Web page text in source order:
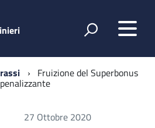
Fruizione del Superbonus
27 Ottobre 2020